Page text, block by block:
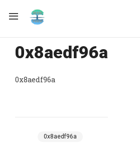
0x8aedf96a
0x8aedf96a
0x8aedf96a